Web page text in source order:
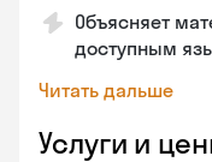
Объясняет
доступным
Читать дальше
Услуги и